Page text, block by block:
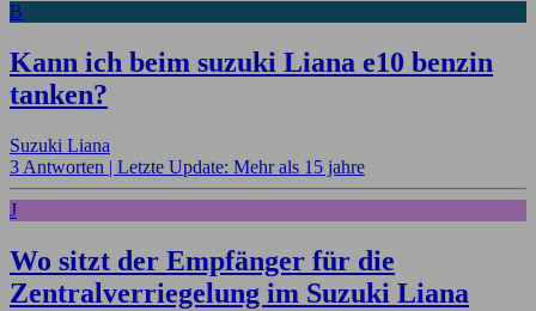
B
Kann ich beim suzuki Liana e10 benzin
tanken?
Suzuki Liana
3 Antworten | Letzte Update: Mehr als 15 jahre
J
Wo sitzt der Empfänger für die
Zentralverriegelung im Suzuki Liana